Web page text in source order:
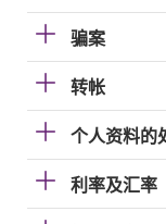
骗案
转帐
个人资料的
利率及汇率